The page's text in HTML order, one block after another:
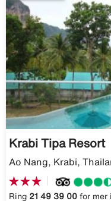
Krabi Tipa Resort
Ao Nang, Krabi,
Ring 21 49 39 00 for mer